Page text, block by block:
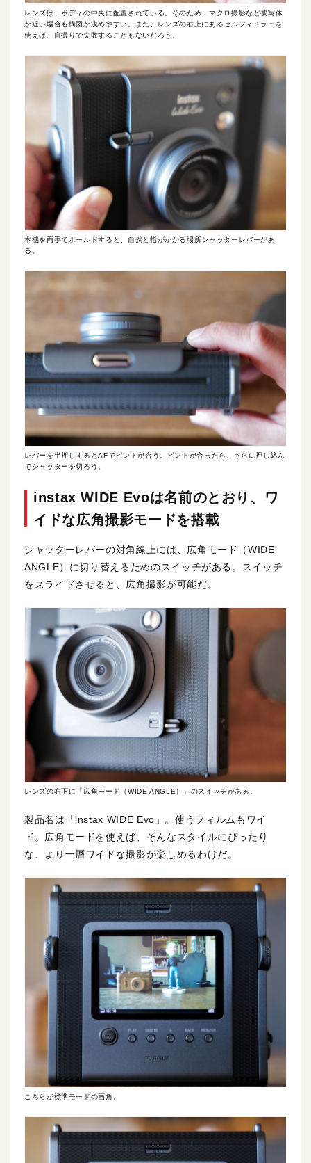
レンズは、ボディの中央に配置されている。そのため、マクロ撮影など被写体
が近い場合も構図が決めやすい。また、レンズの右上にあるセルフィミラーを
使えば、自撮りで失敗することもないだろう。
本機を両手でホールドすると、自然と指がかかる場所シャッターレバーがあ
る。
レバーを半押しするとAFでピントが合う。ピントが合ったら、さらに押し込ん
でシャッターを切ろう。
instax WIDE Evoは名前のとおり、ワ
イドな広角撮影モードを搭載
シャッターレバーの対角線上には、広角モード（WIDE
ANGLE）に切り替えるためのスイッチがある。スイッチ
をスライドさせると、広角撮影が可能だ。
レンズの右下に「広角モード（WIDE ANGLE）」のスイッチがある。
製品名は「instax WIDE Evo」。使うフィルムもワイ
ド。広角モードを使えば、そんなスタイルにぴったり
な、より一層ワイドな撮影が楽しめるわけだ。
こちらが標準モードの画角。